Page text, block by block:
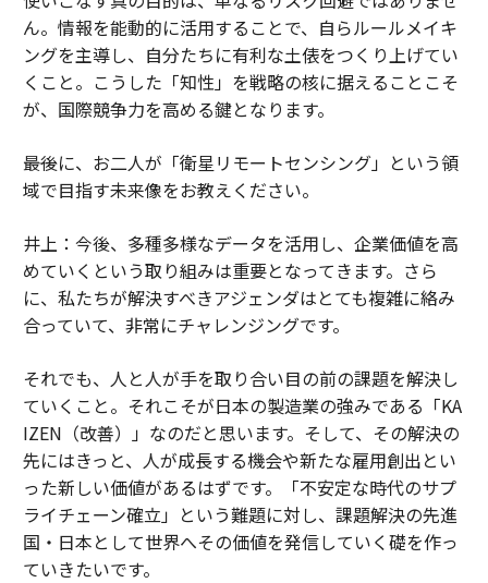
ん。情報を能動的に活用することで、自らルールメイキ
ングを主導し、自分たちに有利な土俵をつくり上げてい
くこと。こうした「知性」を戦略の核に据えることこそ
が、国際競争力を高める鍵となります。
――最後に、お二人が「衛星リモートセンシング」という領
域で目指す未来像をお教えください。
井上：今後、多種多様なデータを活用し、企業価値を高
めていくという取り組みは重要となってきます。さら
に、私たちが解決すべきアジェンダはとても複雑に絡み
合っていて、非常にチャレンジングです。
それでも、人と人が手を取り合い目の前の課題を解決し
ていくこと。それこそが日本の製造業の強みである「KA
IZEN（改善）」なのだと思います。そして、その解決の
先にはきっと、人が成長する機会や新たな雇用創出とい
った新しい価値があるはずです。「不安定な時代のサプ
ライチェーン確立」という難題に対し、課題解決の先進
国・日本として世界へその価値を発信していく礎を作っ
ていきたいです。